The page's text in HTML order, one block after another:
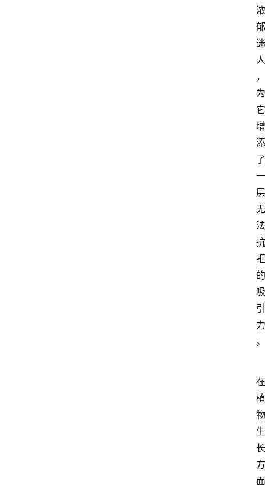
浓
郁
迷
人
，
为
它
增
添
了
一
层
无
法
抗
拒
的
吸
引
力
。
在
植
物
生
长
方
面